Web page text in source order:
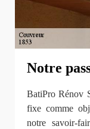
Notre
BatiPro Rénov
fixe comme
notre savoir-